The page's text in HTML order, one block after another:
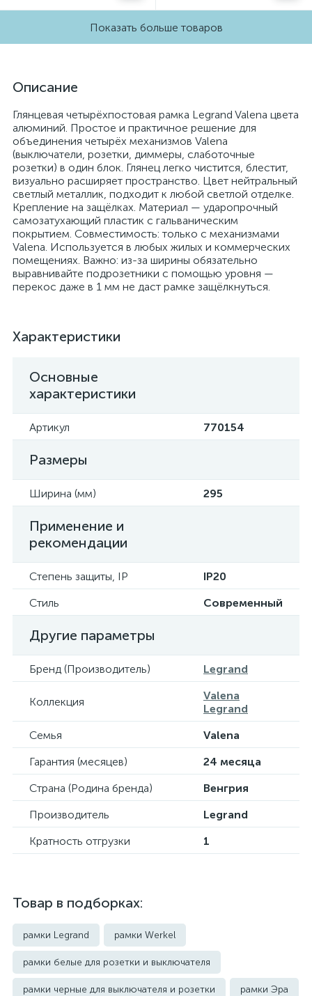
Показать больше товаров
Описание
Глянцевая четырёхпостовая рамка Legrand Valena цвета
алюминий. Простое и практичное решение для
объединения четырёх механизмов Valena
(выключатели, розетки, диммеры, слаботочные
розетки) в один блок. Глянец легко чистится, блестит,
визуально расширяет пространство. Цвет нейтральный
светлый металлик, подходит к любой светлой отделке.
Крепление на защёлках. Материал — ударопрочный
самозатухающий пластик с гальваническим
покрытием. Совместимость: только с механизмами
Valena. Используется в любых жилых и коммерческих
помещениях. Важно: из-за ширины обязательно
выравнивайте подрозетники с помощью уровня —
перекос даже в 1 мм не даст рамке защёлкнуться.
Характеристики
Основные
характеристики
Артикул 770154
Размеры
Ширина (мм) 295
Применение и
рекомендации
Степень защиты, IP
IP20
Стиль
Современный
Другие параметры
Бренд (Производитель) Legrand
Коллекция
Valena
Legrand
Семья
Valena
Гарантия (месяцев)
24 месяца
Страна (Родина бренда)
Венгрия
Производитель
Legrand
Кратность отгрузки
1
Товар в подборках:
рамки Legrand рамки Werkel
рамки белые для розетки и выключателя
рамки черные для выключателя и розетки рамки Эра